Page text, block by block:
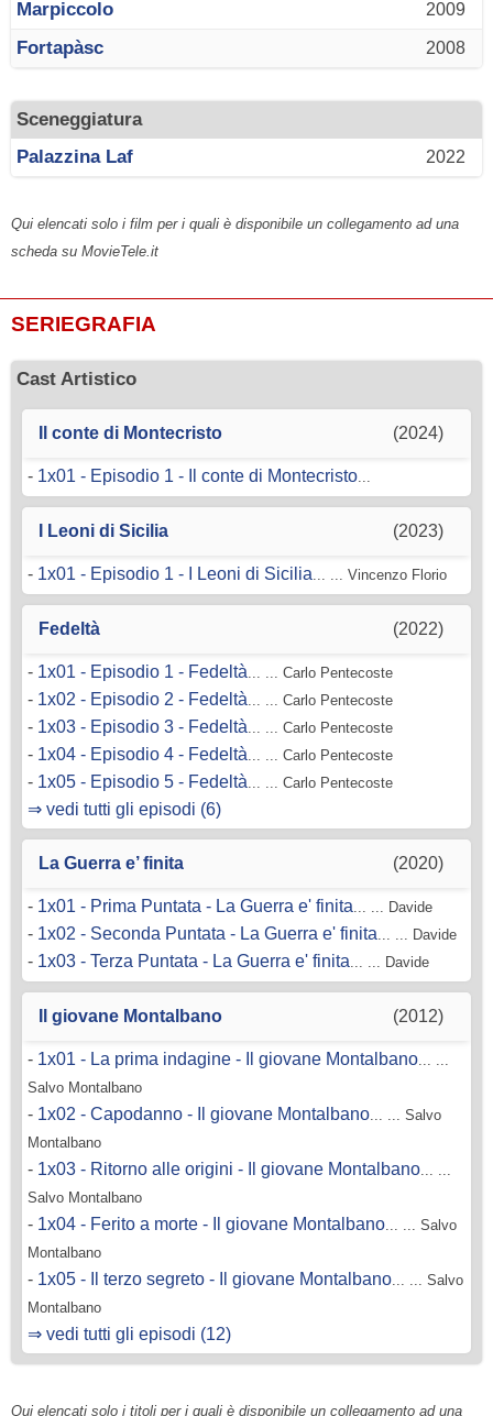
2009
Marpiccolo
2008
Fortapàsc
Sceneggiatura
2022
Palazzina Laf
Qui elencati solo i film per i quali è disponibile un collegamento ad una
scheda su MovieTele.it
SERIEGRAFIA
Cast Artistico
Il conte di Montecristo (2024)
- 1x01 - Episodio 1 - Il conte di Montecristo
I Leoni di Sicilia (2023)
- 1x01 - Episodio 1 - I Leoni di Sicilia ... ... Vincenzo Florio
Fedeltà (2022)
- 1x01 - Episodio 1 - Fedeltà ... ... Carlo Pentecoste
- 1x02 - Episodio 2 - Fedeltà ... ... Carlo Pentecoste
- 1x03 - Episodio 3 - Fedeltà ... ... Carlo Pentecoste
- 1x04 - Episodio 4 - Fedeltà ... ... Carlo Pentecoste
- 1x05 - Episodio 5 - Fedeltà ... ... Carlo Pentecoste
⇒ vedi tutti gli episodi (6)
La Guerra e’ finita (2020)
- 1x01 - Prima Puntata - La Guerra e' finita ... ... Davide
- 1x02 - Seconda Puntata - La Guerra e' finita ... ... Davide
- 1x03 - Terza Puntata - La Guerra e' finita ... ... Davide
Il giovane Montalbano (2012)
- 1x01 - La prima indagine - Il giovane Montalbano
Salvo Montalbano
- 1x02 - Capodanno - Il giovane Montalbano ... ... Salvo
Montalbano
- 1x03 - Ritorno alle origini - Il giovane Montalbano
Salvo Montalbano
- 1x04 - Ferito a morte - Il giovane Montalbano ... ... Salvo
Montalbano
- 1x05 - Il terzo segreto - Il giovane Montalbano ... ... Salvo
Montalbano
⇒ vedi tutti gli episodi (12)
Qui elencati solo i titoli per i quali è disponibile un collegamento ad una